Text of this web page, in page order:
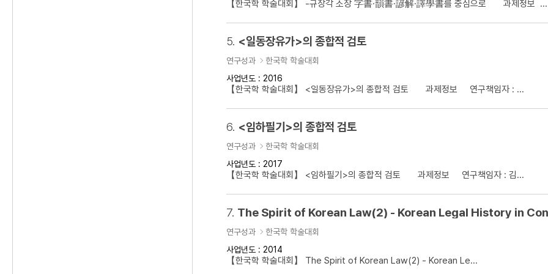
【한국학 학술대회】 -규장각 소장 字書·韻書·諺解·譯學書를 중심으로 과제정보 ...
5. <일동장유가>의 종합적 검토
연구성과
한국학 학술대회
사업년도 : 2016
【한국학 학술대회】 <일동장유가>의 종합적 검토 과제정보 연구책임자 : ...
6. <임하필기>의 종합적 검토
연구성과
한국학 학술대회
사업년도 : 2017
【한국학 학술대회】 <임하필기>의 종합적 검토 과제정보 연구책임자 : 김...
7. The Spirit of Korean Law(2) - Korean Legal History in
연구성과
한국학 학술대회
사업년도 : 2014
【한국학 학술대회】 The Spirit of Korean Law(2) - Korean Le...